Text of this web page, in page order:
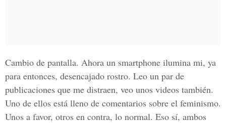
Cambio de pantalla. Ahora un smartphone ilumina mi, ya
para entonces, desencajado rostro. Leo un par de
publicaciones que me distraen, veo unos videos también.
Uno de ellos está lleno de comentarios sobre el feminismo.
Unos a favor, otros en contra, lo normal. Eso sí, ambos